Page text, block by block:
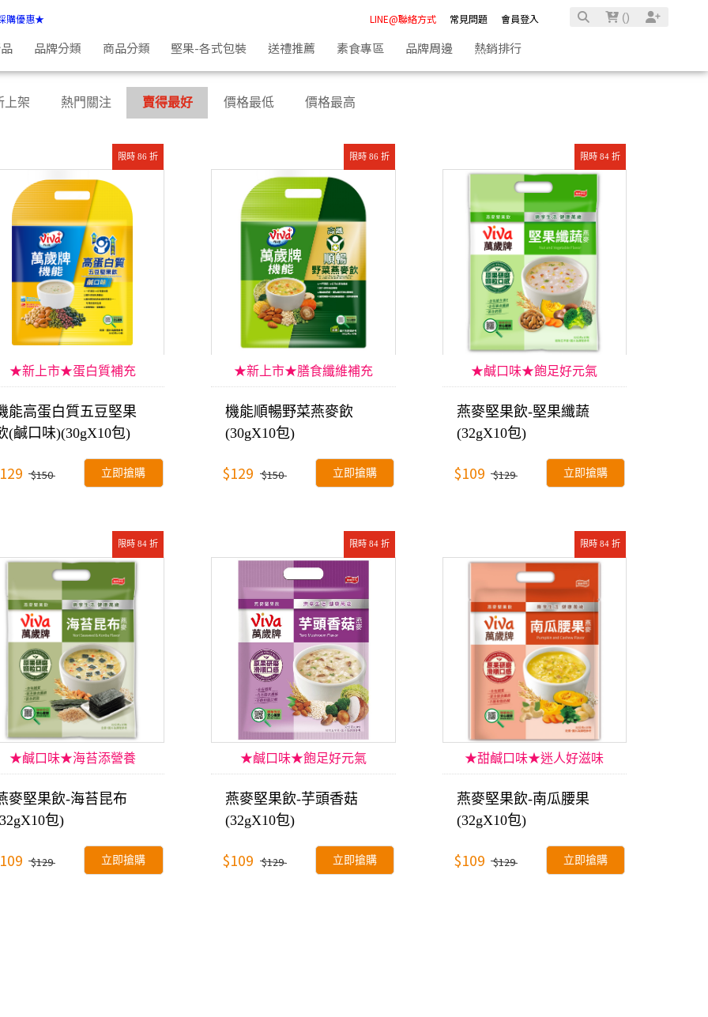
購優惠★ LINE@聯絡方式 常見問題 會員登入 ()
品牌分類 商品分類 堅果-各式包裝 送禮推薦 素食專區 品牌周邊 熱銷排行
上架 熱門關注 賣得最好 價格最低 價格最高
限時 86 折
★新上市★蛋白質補充
能高蛋白質五豆堅果
(鹹口味)(30gX10包)
$150 立即搶購
限時 86 折
★新上市★膳食纖維補充
機能順暢野菜燕麥飲
(30gX10包)
$129 $150 立即搶購
限時 84 折
★鹹口味★飽足好元氣
燕麥堅果飲-堅果纖蔬
(32gX10包)
$109 $129 立即搶購
限時 84 折
★鹹口味★海苔添營養
麥堅果飲-海苔昆布
包)
$129 立即搶購
限時 84 折
★鹹口味★飽足好元氣
燕麥堅果飲-芋頭香菇
(32gX10包)
$109 $129 立即搶購
限時 84 折
★甜鹹口味★迷人好滋味
燕麥堅果飲-南瓜腰果
(32gX10包)
$109 $129 立即搶購